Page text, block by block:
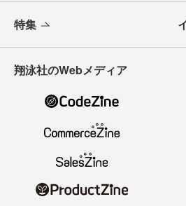
特集
翔泳社のWebメディア